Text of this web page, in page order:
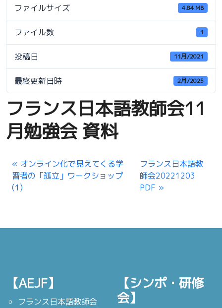
ファイルサイズ 4.84 MB
ファイル数 1
投稿日 11月/2021
最終更新日時 2月/2025
フランス日本語教師会11
月勉強会 資料
オンライン化で見えてくる学
習者の「孤立」ワークショップ
(1)
フランス日本語教
師会20221203
PDF
【AEJF】
フランス日本語教師会
【シンポ・研修
会】